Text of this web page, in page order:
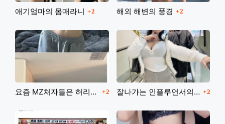
애기엄마의 몸매라니 댓글
2 해외 해변의 풍경 댓글
2
요즘 MZ처자들은 허리라인을 강조하죠 댓글
2 잘나가는 인플루언서의 일상생활 댓글
2